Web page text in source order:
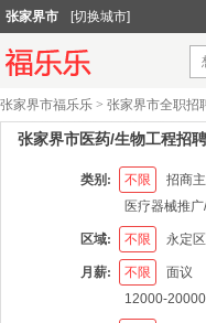
张家界市 [切换城市]
张家界市福乐乐 > 张家界市全职招
张家界市医药/生物工程招
类别: 不限 招商
医疗器械推
区域: 不限 永定区
月薪: 不限 面议
12000-